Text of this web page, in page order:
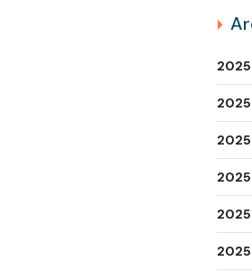
2025
2025
2025
2025
2025
2025